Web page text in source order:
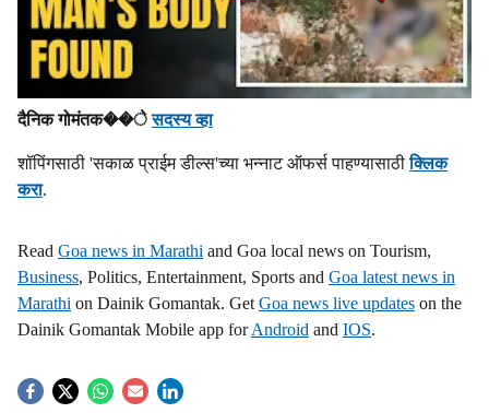
दैनिक गोमंतक��ेसदस्य व्हा
शॉपिंगसाठी 'सकाळ प्राईम डील्स'च्या भन्नाट ऑफर्स पाहण्यासाठीक्लिक
करा.
Read Goa news in Marathi and Goa local news on Tourism,
Business, Politics, Entertainment, Sports and Goa latest news in
Marathi on Dainik Gomantak. Get Goa news live updates on the
Dainik Gomantak Mobile app forAndroid and IOS.